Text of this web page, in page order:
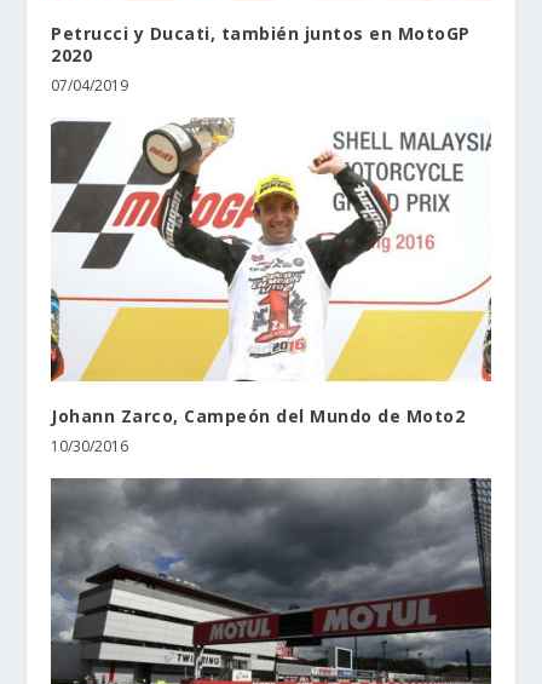
Petrucci y Ducati, también juntos en MotoGP
2020
07/04/2019
Johann Zarco, Campeón del Mundo de Moto2
10/30/2016